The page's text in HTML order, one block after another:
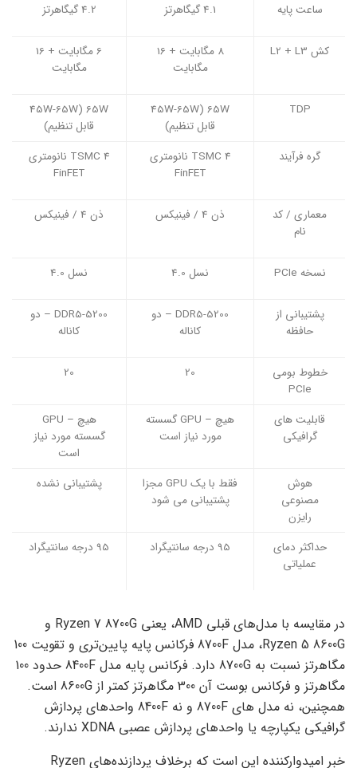
ساعت پایه 4.1 گیگاهرتز 4.2 گیگاهرتز
کش L2 + L3
8 مگابایت + 16
مگابایت
6 مگابایت + 16
مگابایت
TDP
65W (45W-65W
قابل تنظیم)
65W (45W-65W
قابل تنظیم)
گره فرآیند
TSMC 4 نانومتری
FinFET
TSMC 4 نانومتری
FinFET
معماری / کد
نام
ذن 4 / فینیکس ذن 4 / فینیکس
نسخه PCIe نسل 4.0 نسل 4.0
پشتیبانی از
حافظه
DDR5-5200 – دو
کاناله
DDR5-5200 – دو
کاناله
خطوط بومی
PCIe
20
20
قابلیت های
گرافیکی
هیچ – GPU گسسته
مورد نیاز است
هیچ – GPU
گسسته مورد نیاز
است
هوش
مصنوعی
رایزن
فقط با یک GPU مجزا
پشتیبانی می شود
پشتیبانی نشده
حداکثر دمای
عملیاتی
95 درجه سانتیگراد 95 درجه سانتیگراد
در مقایسه با مدل‌های قبلی AMD، یعنی Ryzen 7 8700G و
Ryzen 5 8600G، مدل 8700F فرکانس پایه پایین‌تری و تقویت 100
مگاهرتز نسبت به 8700G دارد. فرکانس پایه مدل 8400F حدود 100
مگاهرتز و فرکانس بوست آن 300 مگاهرتز کمتر از 8600G است.
همچنین، نه مدل های 8700F و نه 8400F واحدهای پردازش
گرافیکی یکپارچه یا واحدهای پردازش عصبی XDNA ندارند.
خبر امیدوارکننده این است که برخلاف پردازنده‌های Ryzen